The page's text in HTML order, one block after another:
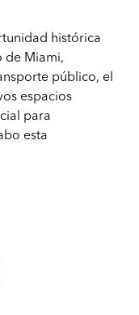
histórica
de Miami,
público, el
espacios
para
esta